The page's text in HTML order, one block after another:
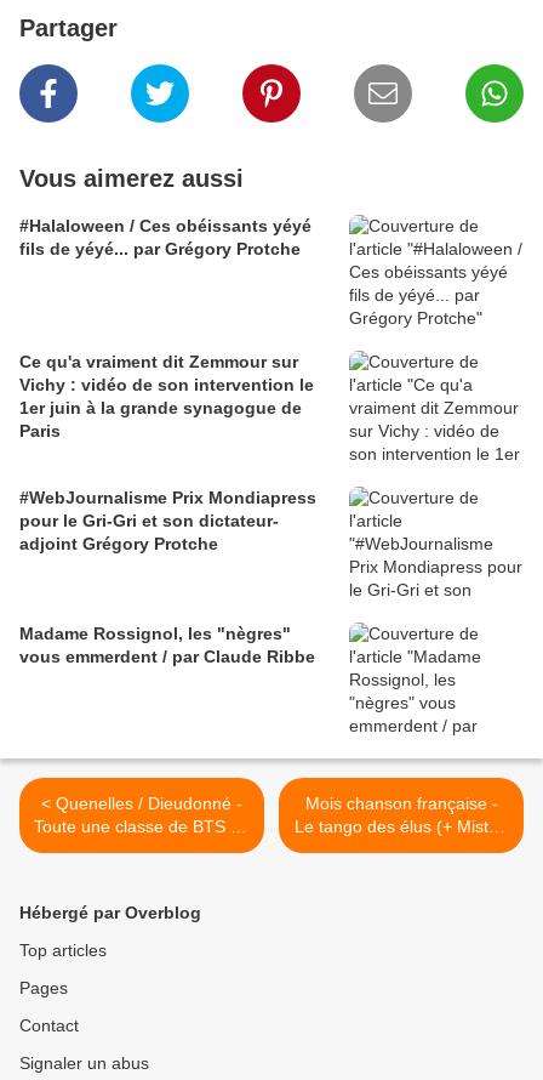
Partager
Vous aimerez aussi
#Halaloween / Ces obéissants yéyé
fils de yéyé... par Grégory Protche
Ce qu'a vraiment dit Zemmour sur
Vichy : vidéo de son intervention le
1er juin à la grande synagogue de
Paris
#WebJournalisme Prix Mondiapress
pour le Gri-Gri et son dictateur-
adjoint Grégory Protche
Madame Rossignol, les "nègres"
vous emmerdent / par Claude Ribbe
< Quenelles / Dieudonné -
Toute une classe de BTS au
trou ? - 100 Commentaires
Mois chanson française -
Le tango des élus (+ Mistral
gagnant) - Renaud >
Hébergé par Overblog
Top articles
Pages
Contact
Signaler un abus